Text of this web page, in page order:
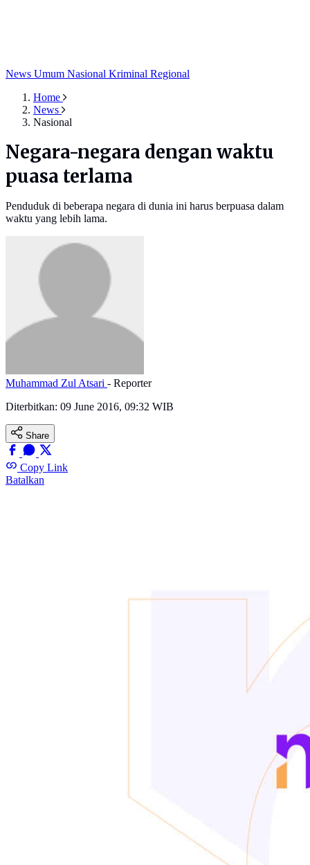
News Umum Nasional Kriminal Regional
Home
News
Nasional
Negara-negara dengan waktu
puasa terlama
Penduduk di beberapa negara di dunia ini harus berpuasa dalam
waktu yang lebih lama.
Muhammad Zul Atsari - Reporter
Diterbitkan: 09 June 2016, 09:32 WIB
Share
Copy Link
Batalkan